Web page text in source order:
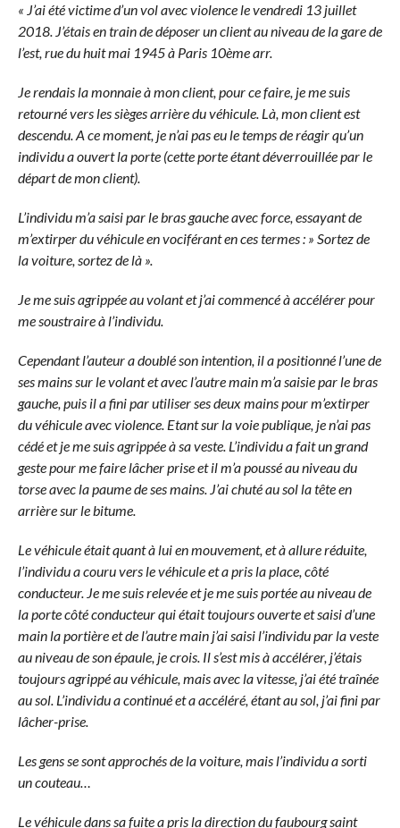
« J’ai été victime d’un vol avec violence le vendredi 13 juillet
2018. J’étais en train de déposer un client au niveau de la gare de
l’est, rue du huit mai 1945 à Paris 10ème arr.
Je rendais la monnaie à mon client, pour ce faire, je me suis
retourné vers les sièges arrière du véhicule. Là, mon client est
descendu. A ce moment, je n’ai pas eu le temps de réagir qu’un
individu a ouvert la porte (cette porte étant déverrouillée par le
départ de mon client).
L’individu m’a saisi par le bras gauche avec force, essayant de
m’extirper du véhicule en vociférant en ces termes : » Sortez de
la voiture, sortez de là ».
Je me suis agrippée au volant et j’ai commencé à accélérer pour
me soustraire à l’individu.
Cependant l’auteur a doublé son intention, il a positionné l’une de
ses mains sur le volant et avec l’autre main m’a saisie par le bras
gauche, puis il a fini par utiliser ses deux mains pour m’extirper
du véhicule avec violence. Etant sur la voie publique, je n’ai pas
cédé et je me suis agrippée à sa veste. L’individu a fait un grand
geste pour me faire lâcher prise et il m’a poussé au niveau du
torse avec la paume de ses mains. J’ai chuté au sol la tête en
arrière sur le bitume.
Le véhicule était quant à lui en mouvement, et à allure réduite,
l’individu a couru vers le véhicule et a pris la place, côté
conducteur. Je me suis relevée et je me suis portée au niveau de
la porte côté conducteur qui était toujours ouverte et saisi d’une
main la portière et de l’autre main j’ai saisi l’individu par la veste
au niveau de son épaule, je crois. Il s’est mis à accélérer, j’étais
toujours agrippé au véhicule, mais avec la vitesse, j’ai été traînée
au sol. L’individu a continué et a accéléré, étant au sol, j’ai fini par
lâcher-prise.
Les gens se sont approchés de la voiture, mais l’individu a sorti
un couteau…
Le véhicule dans sa fuite a pris la direction du faubourg saint